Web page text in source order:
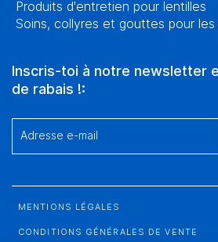
Produits d'entretien pour lentilles
Soins, collyres et gouttes pour
Inscris-toi à notre newsletter
de rabais !:
Adresse e-mail
MENTIONS LÉGALES
CONDITIONS GÉNÉRALES DE VENTE